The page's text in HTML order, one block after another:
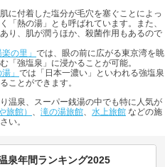
に付着した塩分が毛穴を塞ぐことによっ
「熱の湯」とも呼ばれています。また、
り、肌が潤うほか、殺菌作用もあるので
の里」 では、眼の前に広がる東京湾を眺
「強塩泉」に浸かることが可能。
」 では「日本一濃い」といわれる強塩泉
ことができます。
温泉、スーパー銭湯の中でも特に人気が
旅館） 、 滝の湯旅館、 水上旅館 などの施
い。
泉年間ランキング2025